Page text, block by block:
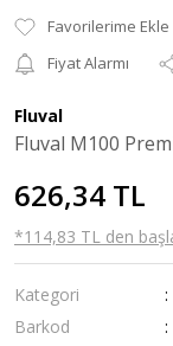
Fiyat Alarmı
Fluval
Fluval M100
626,34 TL
*114,83 TL den
Kategori
Barkod